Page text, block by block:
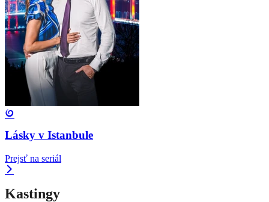
Lásky v Istanbule
Prejsť na seriál
Kastingy